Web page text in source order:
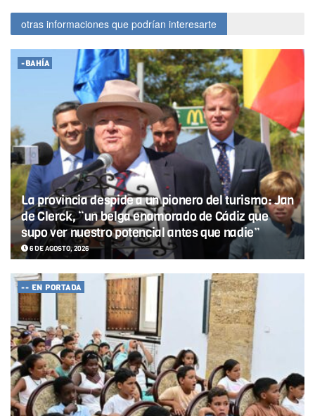
otras informaciones que podrían interesarte
-BAHÍA
La provincia despide a un pionero del turismo: Jan
de Clerck, “un belga enamorado de Cádiz que
supo ver nuestro potencial antes que nadie”
6 DE AGOSTO, 2026
-- EN PORTADA